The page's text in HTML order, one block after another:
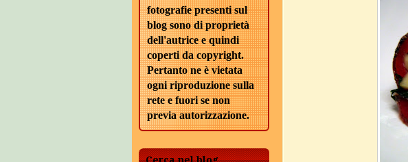
fotografie presenti sul
blog sono di proprietà
dell'autrice e quindi
coperti da copyright.
Pertanto ne è vietata
ogni riproduzione sulla
rete e fuori se non
previa autorizzazione.